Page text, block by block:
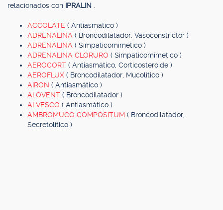
relacionados con IPRALIN
ACCOLATE ( Antiasmático )
ADRENALINA ( Broncodilatador, Vasoconstrictor )
ADRENALINA ( Simpaticomimético )
ADRENALINA CLORURO ( Simpaticomimético )
AEROCORT ( Antiasmático, Corticosteroide )
AEROFLUX ( Broncodilatador, Mucolítico )
AIRON ( Antiasmático )
ALOVENT ( Broncodilatador )
ALVESCO ( Antiasmático )
AMBROMUCO COMPOSITUM ( Broncodilatador,
Secretolítico )